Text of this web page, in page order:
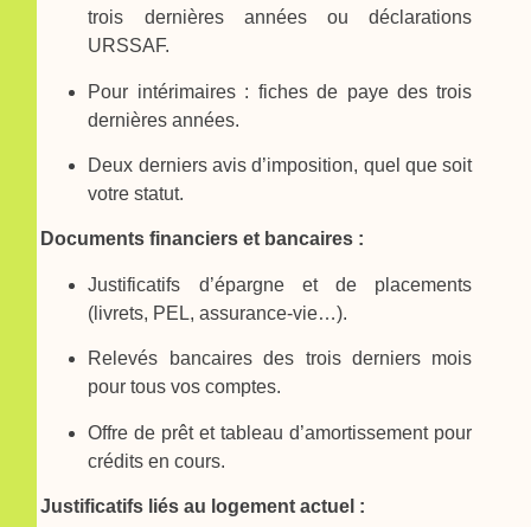
trois dernières années ou déclarations
URSSAF.
Pour intérimaires : fiches de paye des trois
dernières années.
Deux derniers avis d’imposition, quel que soit
votre statut.
Documents financiers et bancaires :
Justificatifs d’épargne et de placements
(livrets, PEL, assurance‑vie…).
Relevés bancaires des trois derniers mois
pour tous vos comptes.
Offre de prêt et tableau d’amortissement pour
crédits en cours.
Justificatifs liés au logement actuel :